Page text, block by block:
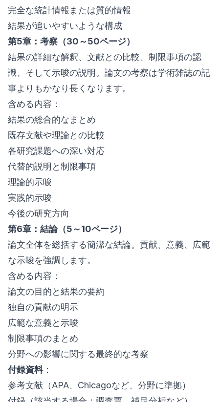
完全な統計情報または質的情報
結果が追いやすいような構成
第5章：考察（30～50ページ）
結果の詳細な解釈、文献との比較、制限事項の認
識、そして示唆の説明。論文の考察は学術雑誌の記
事よりもかなり長くなります。
含める内容：
結果の総合的なまとめ
既存文献や理論との比較
各研究課題への深い対応
代替的説明と制限事項
理論的示唆
実践的示唆
今後の研究方向
第6章：結論（5～10ページ）
論文全体を総括する簡潔な結論。貢献、意義、広範
な示唆を強調します。
含める内容：
論文の目的と結果の要約
独自の貢献の明示
広範な意義と示唆
制限事項のまとめ
分野への影響に関する最終的な考察
付録資料：
参考文献（APA、Chicagoなど、分野に準拠）